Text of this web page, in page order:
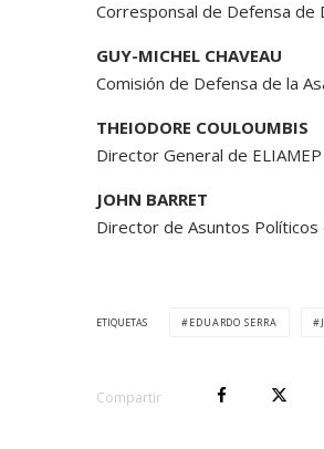
Corresponsal de Defensa de
GUY-MICHEL CHAVEAU
Comisión de Defensa de la
THEIODORE COULOUMBIS
Director General de
JOHN BARRET
Director de Asuntos Políticos
ETIQUETAS EDUARDO SERRA
Compartir